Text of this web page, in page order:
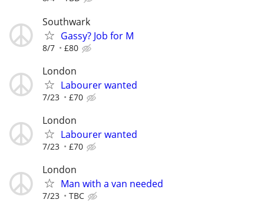
Southwark
Gassy? Job for M
8/7 £80
London
Labourer wanted
7/23 £70
London
Labourer wanted
7/23 £70
London
Man with a van needed
7/23 TBC